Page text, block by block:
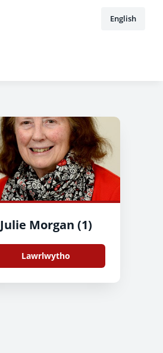
English
Julie Morgan (1)
Lawrlwytho